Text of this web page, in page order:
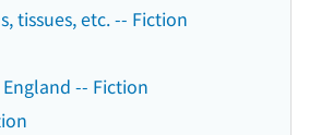
tissues, etc. -- Fiction
-- Fiction